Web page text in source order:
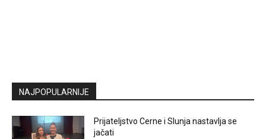
NAJPOPULARNIJE
Prijateljstvo Cerne i Slunja nastavlja se
jačati